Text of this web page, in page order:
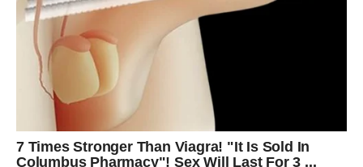
misao o budućnosti ispunjena je tugom i strahom, kao da
je svaka nada nestala s tim jednim razgovorom koji sam
čula kroz vrata dnevne sobe.